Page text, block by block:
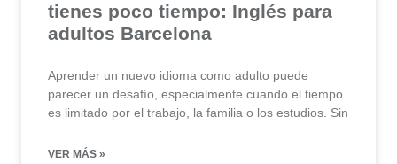
tienes poco tiempo: Inglés para
adultos Barcelona
Aprender un nuevo idioma como adulto puede
parecer un desafío, especialmente cuando el tiempo
es limitado por el trabajo, la familia o los estudios. Sin
VER MÁS »